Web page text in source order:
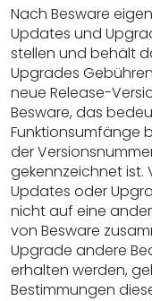
Nach Besware
Updates und
stellen und behält
Upgrades
neue Release-
Besware, das
Funktionsumfänge
der
gekennzeichnet ist.
Updates oder
nicht auf eine
von Besware
Upgrade andere
erhalten werden,
Bestimmungen